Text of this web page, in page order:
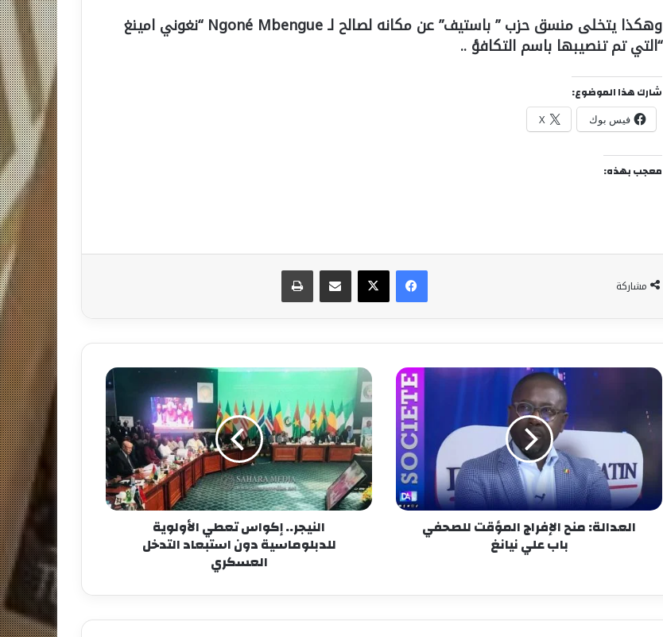
وهكذا يتخلى منسق حزب ” باستيف” عن مكانه لصالح لـ Ngoné Mbengue “نغوني امينغ
“التي تم تنصيبها باسم التكافؤ ..
شارك هذا الموضوع:
فيس بوك X
معجب بهذه:
مشاركة
فيسبوكX مشاركة عبر البريد طباعة
العدالة: منح الإفراج المؤقت للصحفي
باب علي نيانغ
النيجر.. إكواس تعطي الأولوية
للدبلوماسية دون استبعاد التدخل
العسكري